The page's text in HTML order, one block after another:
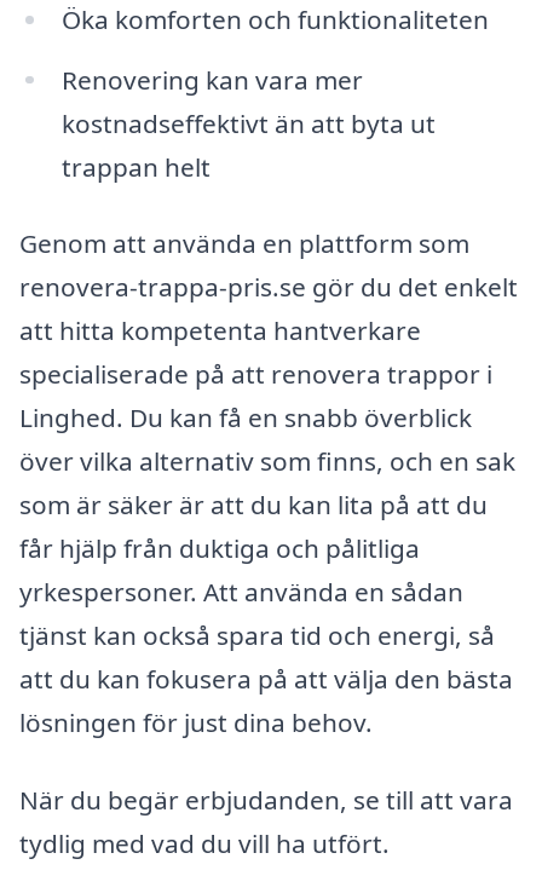
Öka komforten och funktionaliteten
Renovering kan vara mer
kostnadseffektivt än att byta ut
trappan helt
Genom att använda en plattform som
renovera-trappa-pris.se gör du det enkelt
att hitta kompetenta hantverkare
specialiserade på att renovera trappor i
Linghed. Du kan få en snabb överblick
över vilka alternativ som finns, och en sak
som är säker är att du kan lita på att du
får hjälp från duktiga och pålitliga
yrkespersoner. Att använda en sådan
tjänst kan också spara tid och energi, så
att du kan fokusera på att välja den bästa
lösningen för just dina behov.
När du begär erbjudanden, se till att vara
tydlig med vad du vill ha utfört.